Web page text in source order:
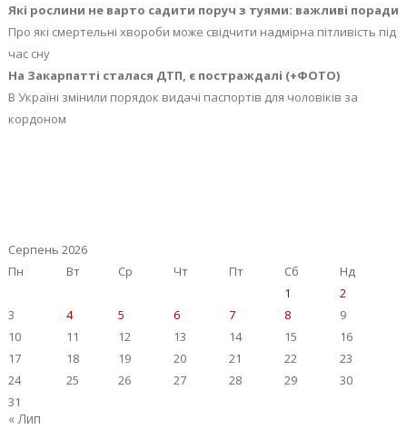
Які рослини не варто садити поруч з туями: важливі поради
Про які смертельні хвороби може свідчити надмірна пітливість під
час сну
На Закарпатті сталася ДТП, є постраждалі (+ФОТО)
В Україні змінили порядок видачі паспортів для чоловіків за
кордоном
Серпень 2026
Пн
Вт Ср Чт Пт Сб
Нд
1
2
3
4 5 6 7 8
9
10
11 12 13 14 15
16
17
18 19 20 21 22
23
24
25 26 27 28 29
30
31
« Лип